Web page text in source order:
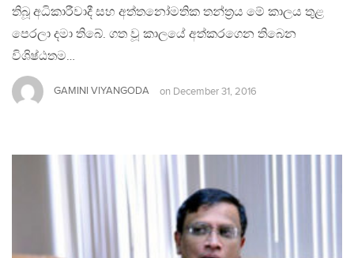
තිබූ අධිකාරීවාදී සහ අත්තනෝමතික තන්ත‍්‍රය මේ කාලය තුළ
පෙරලා දමා තිබේ. ගත වූ කාලයේ අත්කරගෙන තිබෙන
විශිෂ්ඨතම…
GAMINI VIYANGODA on December 31, 2016